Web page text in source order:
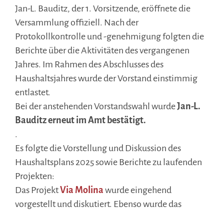
Jan-L. Bauditz, der 1. Vorsitzende, eröffnete die
Versammlung offiziell. Nach der
Protokollkontrolle und -genehmigung folgten die
Berichte über die Aktivitäten des vergangenen
Jahres. Im Rahmen des Abschlusses des
Haushaltsjahres wurde der Vorstand einstimmig
entlastet.
Bei der anstehenden Vorstandswahl wurdeJan-L.
Bauditz erneut im Amt bestätigt.
.
Es folgte die Vorstellung und Diskussion des
Haushaltsplans 2025 sowie Berichte zu laufenden
Projekten:
Das ProjektVia Molina wurde eingehend
vorgestellt und diskutiert. Ebenso wurde das